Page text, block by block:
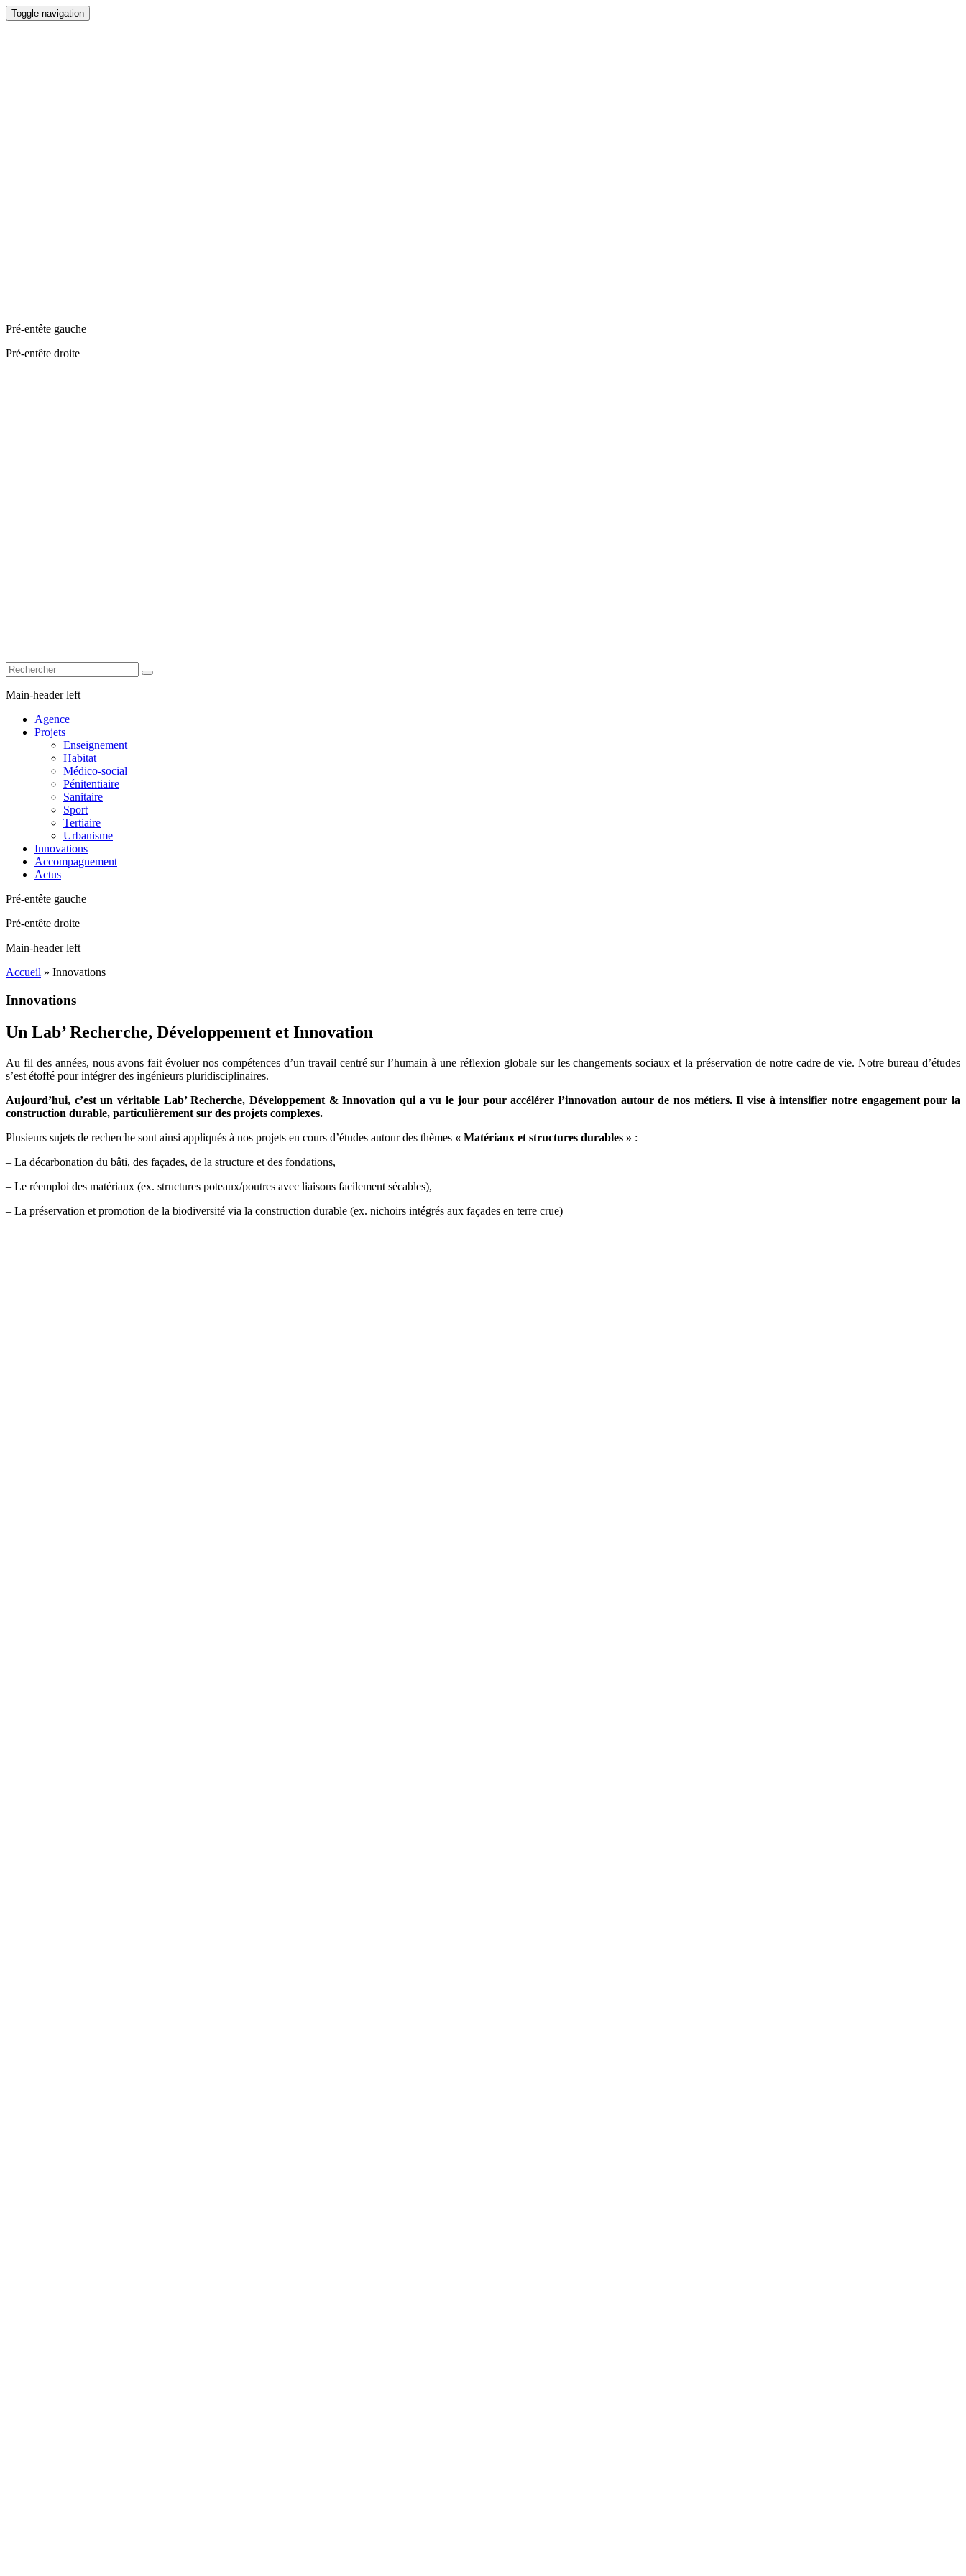
Toggle navigation
Pré-entête gauche
Pré-entête droite
Main-header left
Agence
Projets
Enseignement
Habitat
Médico-social
Pénitentiaire
Sanitaire
Sport
Tertiaire
Urbanisme
Innovations
Accompagnement
Actus
Pré-entête gauche
Pré-entête droite
Main-header left
Accueil » Innovations
Innovations
Un Lab’ Recherche, Développement et Innovation
Au fil des années, nous avons fait évoluer nos compétences d’un travail centré sur l’humain à une réflexion globale sur les changements sociaux et la préservation de notre cadre de vie. Notre bureau d’études
s’est étoffé pour intégrer des ingénieurs pluridisciplinaires.
Aujourd’hui, c’est un véritable Lab’ Recherche, Développement & Innovation qui a vu le jour pour accélérer l’innovation autour de nos métiers. Il vise à intensifier notre engagement pour la
construction durable, particulièrement sur des projets complexes.
Plusieurs sujets de recherche sont ainsi appliqués à nos projets en cours d’études autour des thèmes « Matériaux et structures durables » :
– La décarbonation du bâti, des façades, de la structure et des fondations,
– Le réemploi des matériaux (ex. structures poteaux/poutres avec liaisons facilement sécables),
– La préservation et promotion de la biodiversité via la construction durable (ex. nichoirs intégrés aux façades en terre crue)